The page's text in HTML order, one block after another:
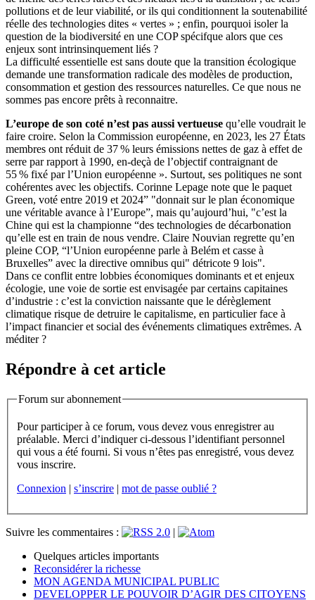
pollutions et de leur viabilité, or ils qui conditionnent la soutenabilité
réelle des technologies dites « vertes » ; enfin, pourquoi isoler la
question de la biodiversité en une COP spécifque alors que ces
enjeux sont intrinsinquement liés ?
La difficulté essentielle est sans doute que la transition écologique
demande une transformation radicale des modèles de production,
consommation et gestion des ressources naturelles. Ce que nous ne
sommes pas encore prêts à reconnaitre.
L’europe de son coté n’est pas aussi vertueuse qu’elle voudrait le
faire croire. Selon la Commission européenne, en 2023, les 27 États
membres ont réduit de 37 % leurs émissions nettes de gaz à effet de
serre par rapport à 1990, en-deçà de l’objectif contraignant de
55 % fixé par l’Union européenne ». Surtout, ses politiques ne sont
cohérentes avec les objectifs. Corinne Lepage note que le paquet
Green, voté entre 2019 et 2024” "donnait sur le plan économique
une véritable avance à l’Europe”, mais qu’aujourd’hui, "c’est la
Chine qui est la championne “des technologies de décarbonation
qu’elle est en train de nous vendre. Claire Nouvian regrette qu’en
pleine COP, “l’Union européenne parle à Belém et casse à
Bruxelles” avec la directive omnibus qui" détricote 9 lois".
Dans ce conflit entre lobbies économiques dominants et et enjeux
écologie, une voie de sortie est envisagée par certains capitaines
d’industrie : c’est la conviction naissante que le dérèglement
climatique risque de detruire le capitalisme, en particulier face à
l’impact financier et social des événements climatiques extrêmes. A
méditer ?
Répondre à cet article
Forum sur abonnement
Pour participer à ce forum, vous devez vous enregistrer au
préalable. Merci d’indiquer ci-dessous l’identifiant personnel
qui vous a été fourni. Si vous n’êtes pas enregistré, vous devez
vous inscrire.
Connexion | s’inscrire | mot de passe oublié ?
Suivre les commentaires :
|
Quelques articles importants
Reconsidérer la richesse
MON AGENDA MUNICIPAL PUBLIC
DEVELOPPER LE POUVOIR D’AGIR DES CITOYENS